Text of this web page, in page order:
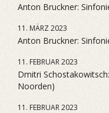
Anton Bruckner:
11. MÄRZ 2023
Anton Bruckner:
11. FEBRUAR 2023
Dmitri
Noorden)
11. FEBRUAR 2023